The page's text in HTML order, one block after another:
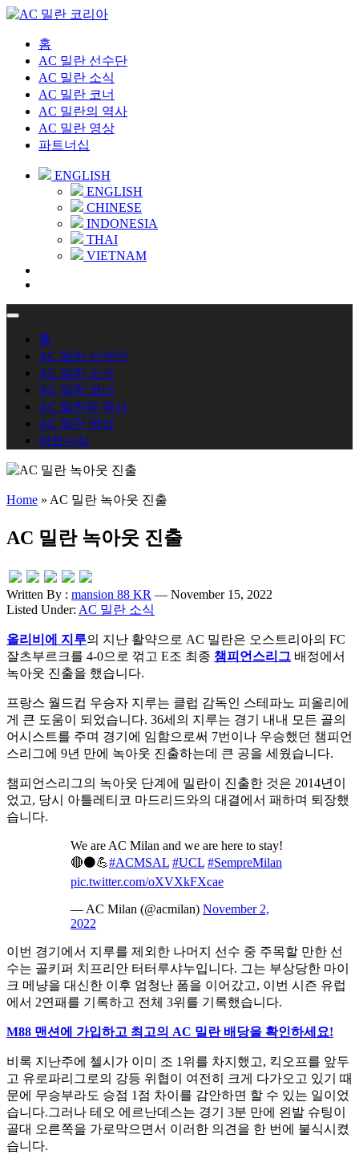
홈
AC 밀란 선수단
AC 밀란 소식
AC 밀란 코너
AC 밀란의 역사
AC 밀란 영상
파트너십
ENGLISH
ENGLISH
CHINESE
INDONESIA
THAI
VIETNAM
홈
AC 밀란 선수단
AC 밀란 소식
AC 밀란 코너
AC 밀란의 역사
AC 밀란 영상
파트너십
Home » AC 밀란 녹아웃 진출
AC 밀란 녹아웃 진출
Written By : mansion 88 KR — November 15, 2022
Listed Under: AC 밀란 소식
올리비에 지루의 지난 활약으로 AC 밀란은 오스트리아의 FC
잘츠부르크를 4-0으로 꺾고 E조 최종 챔피언스리그 배정에서
녹아웃 진출을 했습니다.
프랑스 월드컵 우승자 지루는 클럽 감독인 스테파노 피올리에
게 큰 도움이 되었습니다. 36세의 지루는 경기 내내 모든 골의
어시스트를 주며 경기에 임함으로써 7번이나 우승했던 챔피언
스리그에 9년 만에 녹아웃 진출하는데 큰 공을 세웠습니다.
챔피언스리그의 녹아웃 단계에 밀란이 진출한 것은 2014년이
었고, 당시 아틀레티코 마드리드와의 대결에서 패하며 퇴장했
습니다.
We are AC Milan and we are here to stay!
🔴⚫💪#ACMSAL #UCL #SempreMilan
pic.twitter.com/oXVXkFXcae
— AC Milan (@acmilan) November 2,
2022
이번 경기에서 지루를 제외한 나머지 선수 중 주목할 만한 선
수는 골키퍼 치프리안 터터루샤누입니다. 그는 부상당한 마이
크 메냥을 대신한 이후 엄청난 폼을 이어갔고, 이번 시즌 유럽
에서 2연패를 기록하고 전체 3위를 기록했습니다.
M88 맨션에 가입하고 최고의 AC 밀란 배당을 확인하세요!
비록 지난주에 첼시가 이미 조 1위를 차지했고, 킥오프를 앞두
고 유로파리그로의 강등 위협이 여전히 크게 다가오고 있기 때
문에 무승부라도 승점 1점 차이를 감안하면 할 수 있는 일이었
습니다.그러나 테오 에르난데스는 경기 3분 만에 왼발 슈팅이
골대 오른쪽을 가로막으면서 이러한 의견을 한 번에 불식시켰
습니다.